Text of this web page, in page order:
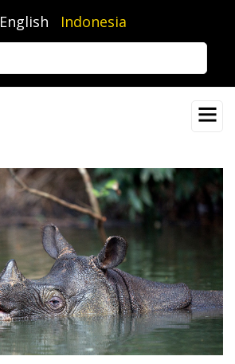
English Indonesia